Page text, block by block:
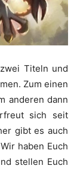
Titeln und
Zum einen
anderen dann
sich seit
gibt es auch
haben Euch
stellen Euch